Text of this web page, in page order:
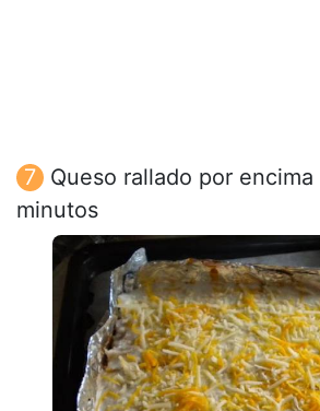
Queso rallado por
minutos